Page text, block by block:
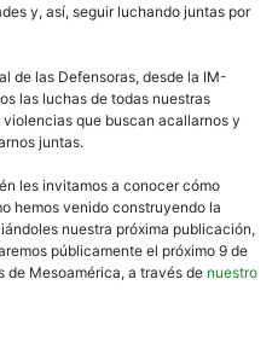
y, así, seguir luchando juntas por
de las Defensoras, desde la IM-
las luchas de todas nuestras
que buscan acallarnos y
juntas.
les invitamos a conocer cómo
hemos venido construyendo la
nuestra próxima publicación,
públicamente el próximo 9 de
de Mesoamérica, a través de nuestro